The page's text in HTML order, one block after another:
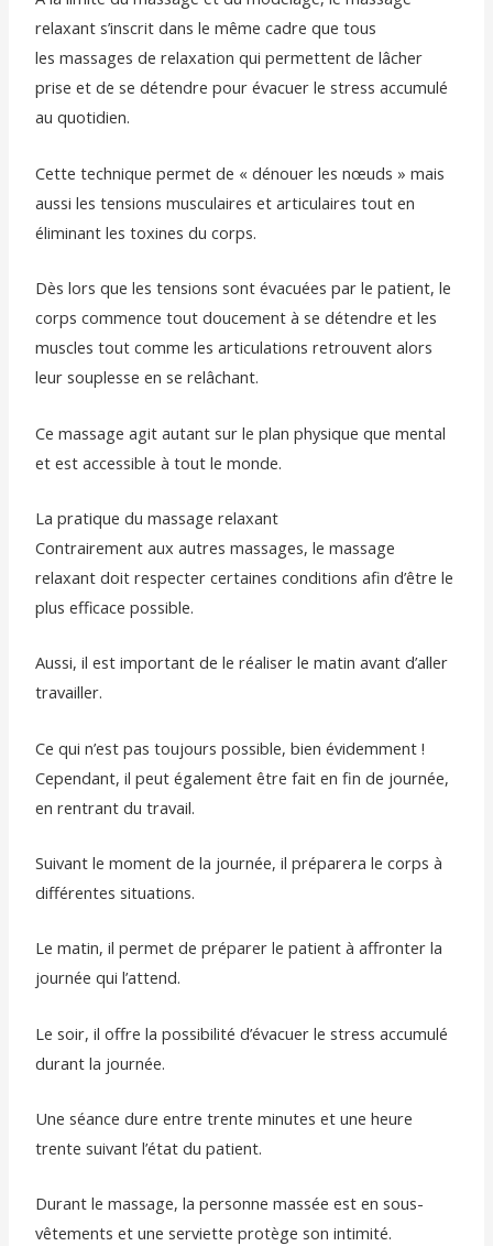
relaxant s’inscrit dans le même cadre que tous
les massages de relaxation qui permettent de lâcher
prise et de se détendre pour évacuer le stress accumulé
au quotidien.
Cette technique permet de « dénouer les nœuds » mais
aussi les tensions musculaires et articulaires tout en
éliminant les toxines du corps.
Dès lors que les tensions sont évacuées par le patient, le
corps commence tout doucement à se détendre et les
muscles tout comme les articulations retrouvent alors
leur souplesse en se relâchant.
Ce massage agit autant sur le plan physique que mental
et est accessible à tout le monde.
La pratique du massage relaxant
Contrairement aux autres massages, le massage
relaxant doit respecter certaines conditions afin d’être le
plus efficace possible.
Aussi, il est important de le réaliser le matin avant d’aller
travailler.
Ce qui n’est pas toujours possible, bien évidemment !
Cependant, il peut également être fait en fin de journée,
en rentrant du travail.
Suivant le moment de la journée, il préparera le corps à
différentes situations.
Le matin, il permet de préparer le patient à affronter la
journée qui l’attend.
Le soir, il offre la possibilité d’évacuer le stress accumulé
durant la journée.
Une séance dure entre trente minutes et une heure
trente suivant l’état du patient.
Durant le massage, la personne massée est en sous-
vêtements et une serviette protège son intimité.